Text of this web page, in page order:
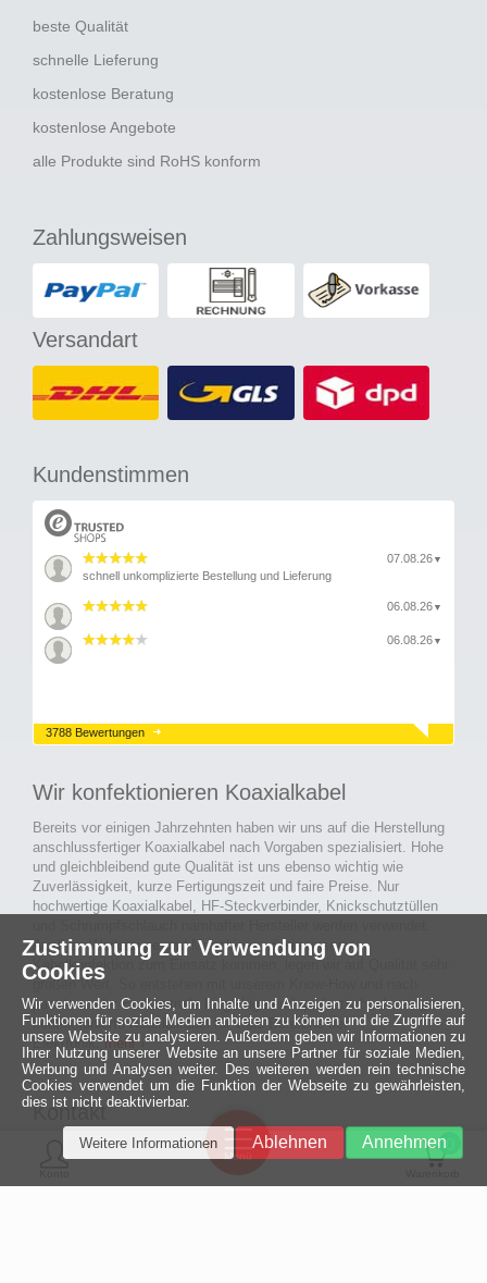
beste Qualität
schnelle Lieferung
kostenlose Beratung
kostenlose Angebote
alle Produkte sind RoHS konform
Zahlungsweisen
Versandart
Kundenstimmen
07.08.26 ▼
schnell unkomplizierte Bestellung und Lieferung
06.08.26 ▼
06.08.26 ▼
3788 Bewertungen
Wir konfektionieren Koaxialkabel
Bereits vor einigen Jahrzehnten haben wir uns auf die Herstellung
anschlussfertiger Koaxialkabel nach Vorgaben spezialisiert. Hohe
und gleichbleibend gute Qualität ist uns ebenso wichtig wie
Zuverlässigkeit, kurze Fertigungszeit und faire Preise. Nur
hochwertige Koaxialkabel, HF-Steckverbinder, Knickschutztüllen
Auch an Werkzeuge und Maschinen, die in unserer
Kabelkonfektion zum Einsatz kommen, legen wir auf Qualität sehr
großen Wert. So entstehen mit unserem Know-How und nach
passieren der Endkontrolle langlebige und qualitativ hochwertige
konfektionierte Koaxialkabel für viele Bereiche der
Elektronik.mehr ›
Kontakt
MCE Mauritz Electronics
0
Menü
Ein halbes
Jahrhundert
technologische
Zustimmung zur Verwendung von
Cookies
Wir verwenden Cookies, um Inhalte und Anzeigen zu personalisieren,
Funktionen für soziale Medien anbieten zu können und die Zugriffe auf
unsere Website zu analysieren. Außerdem geben wir Informationen zu
Ihrer Nutzung unserer Website an unsere Partner für soziale Medien,
Werbung und Analysen weiter. Des weiteren werden rein technische
Cookies verwendet um die Funktion der Webseite zu gewährleisten,
dies ist nicht deaktivierbar.
Annehmen
Ablehnen
Weitere Informationen